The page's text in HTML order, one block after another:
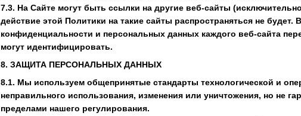
7.3. На Сайте могут быть ссылки на другие веб-сайты
действие этой Политики на такие сайты распространяться не
конфиденциальности и персональных данных каждого веб-сайта
могут идентифицировать.
8. ЗАЩИТА ПЕРСОНАЛЬНЫХ ДАННЫХ
8.1. Мы используем общепринятые стандарты технологической и
неправильного использования, изменения или уничтожения, но не
пределами нашего регулирования.